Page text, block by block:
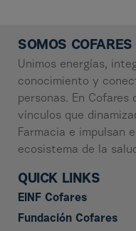
SOMOS COFARES
Unimos energías,
conocimiento y
personas. En Cofares
vínculos que
Farmacia e impulsan el
ecosistema de la
QUICK LINKS
EINF Cofares
Fundación Cofares